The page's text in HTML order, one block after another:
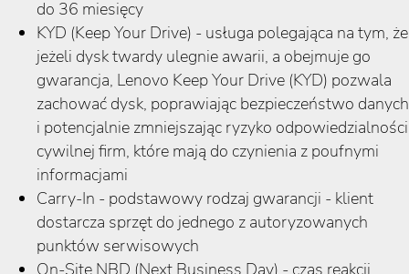
do 36 miesięcy
KYD (Keep Your Drive) - usługa polegająca na tym, że
jeżeli dysk twardy ulegnie awarii, a obejmuje go
gwarancja, Lenovo Keep Your Drive (KYD) pozwala
zachować dysk, poprawiając bezpieczeństwo danych
i potencjalnie zmniejszając ryzyko odpowiedzialności
cywilnej firm, które mają do czynienia z poufnymi
informacjami
Carry-In - podstawowy rodzaj gwarancji - klient
dostarcza sprzęt do jednego z autoryzowanych
punktów serwisowych
On-Site NBD (Next Business Day) - czas reakcji